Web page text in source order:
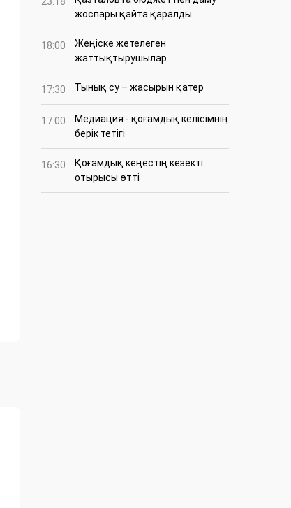
жоспары қайта қаралды
18:00
Жеңіске жетелеген
жаттықтырушылар
17:30 Тынық су – жасырын қатер
17:00
Медиация - қоғамдық келісімнің
берік тетігі
16:30
Қоғамдық кеңестің кезекті
отырысы өтті